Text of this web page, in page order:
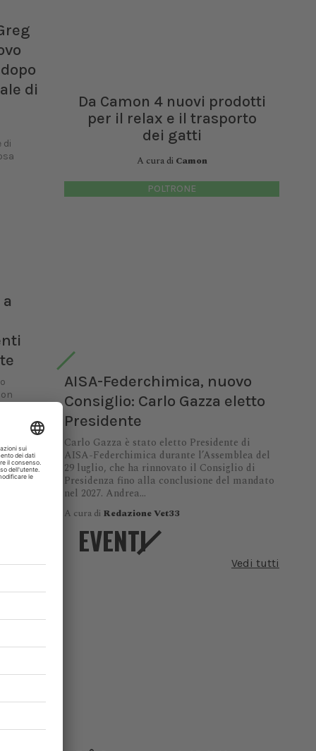
di
di
Da Camon 4 nuovi prodotti
per il relax e il trasporto
dei gatti
A cura di Camon
POLTRONE
AISA-Federchimica, nuovo
Consiglio: Carlo Gazza eletto
Presidente
Carlo Gazza è stato eletto Presidente di
AISA-Federchimica durante l’Assemblea del
29 luglio, che ha rinnovato il Consiglio di
Presidenza fino alla conclusione del mandato
nel 2027. Andrea...
A cura di Redazione Vet33
EVENTI
Vedi tutti